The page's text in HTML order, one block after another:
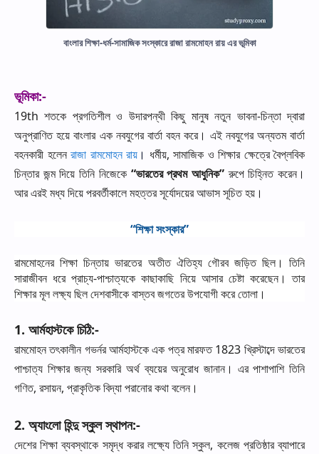
বাংলার শিক্ষা-ধর্ম-সামাজিক সংস্কারে রাজা রামমোহন রায় এর ভূমিকা
ভূমিকা:-
19thশতকে প্রগতিশীল ও উদারপন্থী কিছু মানুষ নতুন ভাবনা-চিন্তা দ্বারা
অনুপ্রাণিত হয়ে বাংলার এক নবযুগের বার্তা বহন করে। এই নবযুগের অন্যতম বার্তা
বহনকারী হলেন রাজা রামমোহন রায় । ধর্মীয়, সামাজিক ও শিক্ষার ক্ষেত্রে বৈপ্লবিক
চিন্তার জন্ম দিয়ে তিনি নিজেকে “ভারতের প্রথম আধুনিক” রুপে চিহ্নিত করেন।
আরএরইমধ্যদিয়েপরবর্তীকালেমহত্তরসূর্যোদয়েরআভাসসূচিতহয়।
“শিক্ষাসংস্কার”
রামমোহনের শিক্ষা চিন্তায় ভারতের অতীত ঐতিহ্য গৌরব জড়িত ছিল। তিনি
সারাজীবন ধরে প্রাচ্য-পাশ্চাত্যকে কাছাকাছি নিয়ে আসার চেষ্টা করেছেন। তার
শিক্ষারমূললক্ষ্যছিলদেশবাসীকেবাস্তবজগতেরউপযোগীকরেতোলা।
1. আর্মহাস্টকে চিঠি:-
রামমোহনতৎকালীন গভর্নরআর্মহাস্টকেএক পত্রমারফত1823 খ্রিস্টাব্দেভারতের
পাশ্চাত্য শিক্ষার জন্য সরকারি অর্থ ব্যয়ের অনুরোধ জানান। এর পাশাপাশি তিনি
গণিত, রসায়ন, প্রাকৃতিকবিদ্যাপরানোরকথাবলেন।
2. অ্যাংলো হিন্দু স্কুল স্থাপন:-
দেশের শিক্ষা ব্যবস্থাকে সমৃদ্ধ করার লক্ষ্যে তিনি স্কুল, কলেজ প্রতিষ্ঠার ব্যাপারে